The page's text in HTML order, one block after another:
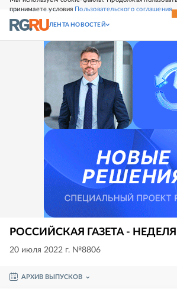
принимаете условия Пользовательского соглашения
СВЕЖИЙ НОМЕР
ЛЕНТА НОВОСТЕЙ
РОССИЙСКАЯ ГАЗЕТА -
20 июля 2022 г. №8806
АРХИВ ВЫПУСКОВ